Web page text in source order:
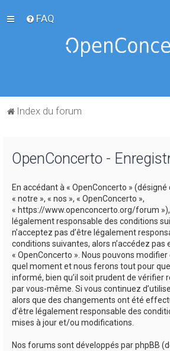
FAQ
Index du forum
OpenConcerto -
En accédant à « OpenConcerto » (désigné
« notre », « nos », « OpenConcerto »,
« https://www.openconcerto.org/forum
légalement responsable des conditions
n’acceptez pas d’être légalement
conditions suivantes, alors n’accédez pas
« OpenConcerto ». Nous pouvons modifier
quel moment et nous ferons tout pour
informé, bien qu’il soit prudent de vérifier
par vous-même. Si vous continuez
alors que des changements ont été
d’être légalement responsable des
mises à jour et/ou modifications.
Nos forums sont développés par phpBB